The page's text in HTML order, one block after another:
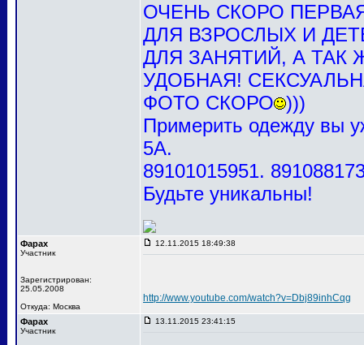
ОЧЕНЬ СКОРО
ДЛЯ ВЗРОСЛЫХ И
ДЛЯ ЗАНЯТИЙ, А
УДОБНАЯ!
ФОТО СКОРО )))
Примерить одежду вы
5А.
89101015951.
Будьте уникальны!
Фарах
Участник
Зарегистрирован:
25.05.2008
Откуда: Москва
12.11.2015 18:49:38
http://www.youtube.com/watch?v=Dbj89inhCqg
Фарах
Участник
13.11.2015 23:41:15